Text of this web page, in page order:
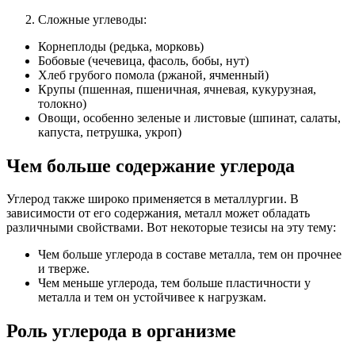
Сложные углеводы:
Корнеплоды (редька, морковь)
Бобовые (чечевица, фасоль, бобы, нут)
Хлеб грубого помола (ржаной, ячменный)
Крупы (пшенная, пшеничная, ячневая, кукурузная,
толокно)
Овощи, особенно зеленые и листовые (шпинат, салаты,
капуста, петрушка, укроп)
Чем больше содержание углерода
Углерод также широко применяется в металлургии. В
зависимости от его содержания, металл может обладать
различными свойствами. Вот некоторые тезисы на эту тему:
Чем больше углерода в составе металла, тем он прочнее
и тверже.
Чем меньше углерода, тем больше пластичности у
металла и тем он устойчивее к нагрузкам.
Роль углерода в организме